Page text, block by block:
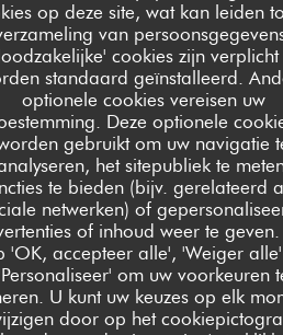
op deze site, wat kan leiden
van
cookies zijn verplicht
standaard geïnstalleerd.
optionele cookies vereisen uw
Deze optionele
gebruikt om uw navigatie
het sitepubliek te
te bieden (bijv. gerelateerd
netwerken) of
of inhoud weer te geven.
'OK, accepteer alle', 'Weiger
om uw voorkeuren
U kunt uw keuzes op elk
door op het
entspannte Atmosphäre mit Blick
gleichermassen!
15
: 5/5 KEUKEN:
4 /5